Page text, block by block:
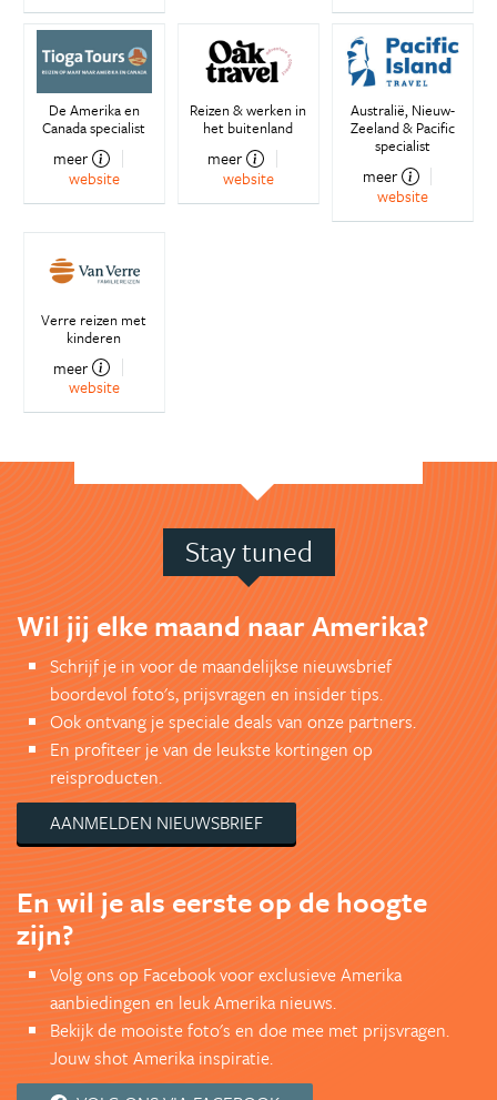
De Amerika en
Canada specialist
meer
website
Reizen & werken in
het buitenland
meer
website
Australië, Nieuw-
Zeeland & Pacific
specialist
meer
website
Verre reizen met
kinderen
meer
website
Stay tuned
Wil jij elke maand naar Amerika?
Schrijf je in voor de maandelijkse nieuwsbrief
boordevol foto's, prijsvragen en insider tips.
Ook ontvang je speciale deals van onze partners.
En profiteer je van de leukste kortingen op
reisproducten.
AANMELDEN NIEUWSBRIEF
En wil je als eerste op de hoogte
zijn?
Volg ons op Facebook voor exclusieve Amerika
aanbiedingen en leuk Amerika nieuws.
Bekijk de mooiste foto's en doe mee met prijsvragen.
Jouw shot Amerika inspiratie.